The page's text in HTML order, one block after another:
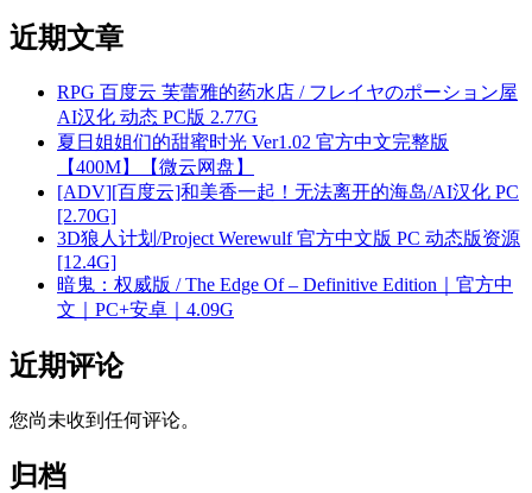
近期文章
RPG 百度云 芙蕾雅的药水店 / フレイヤのポーション屋
AI汉化 动态 PC版 2.77G
夏日姐姐们的甜蜜时光 Ver1.02 官方中文完整版
【400M】【微云网盘】
[ADV][百度云]和美香一起！无法离开的海岛/AI汉化 PC
[2.70G]
3D狼人计划/Project Werewulf 官方中文版 PC 动态版资源
[12.4G]
暗鬼：权威版 / The Edge Of – Definitive Edition｜官方中
文｜PC+安卓｜4.09G
近期评论
您尚未收到任何评论。
归档